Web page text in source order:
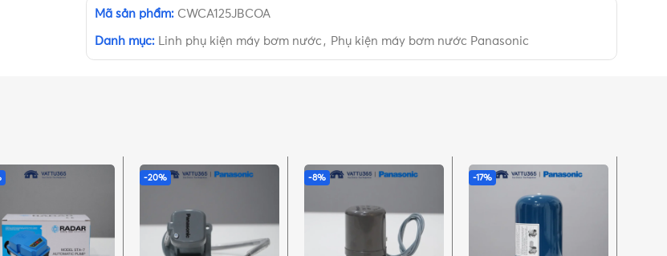
Mã sản phẩm: CWCA125JBCOA
Danh mục: Linh phụ kiện máy bơm nước , Phụ kiện máy bơm nước Panasonic
-20% -8% -17%